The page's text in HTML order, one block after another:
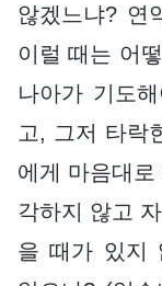
않겠느냐? 연
이럴 때는 어
나아가 기도
고, 그저 타락
에게 마음대
각하지 않고
을 때가 있지